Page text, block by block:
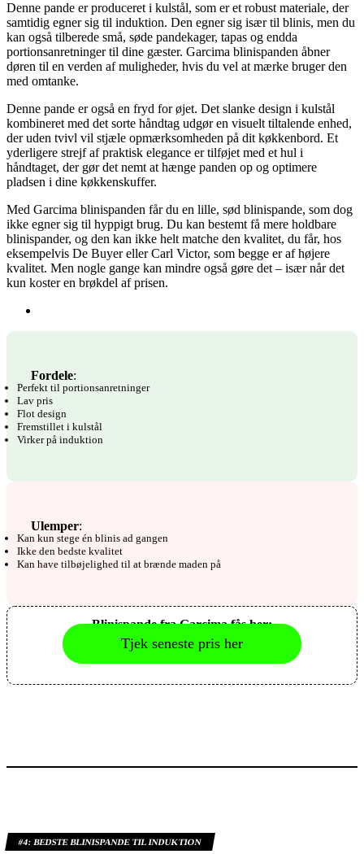
Denne pande er produceret i kulstål, som er et robust materiale, der
samtidig egner sig til induktion. Den egner sig især til blinis, men du
kan også tilberede små, søde pandekager, tapas og endda
portionsanretninger til dine gæster. Garcima blinispanden åbner
døren til en verden af muligheder, hvis du vel at mærke bruger den
med omtanke.
Denne pande er også en fryd for øjet. Det slanke design i kulstål
kombineret med det sorte håndtag udgør en visuelt tiltalende enhed,
der uden tvivl vil stjæle opmærksomheden på dit køkkenbord. Et
yderligere strejf af praktisk elegance er tilføjet med et hul i
håndtaget, der gør det nemt at hænge panden op og optimere
pladsen i dine køkkenskuffer.
Med Garcima blinispanden får du en lille, sød blinispande, som dog
ikke egner sig til hyppigt brug. Du kan bestemt få mere holdbare
blinispander, og den kan ikke helt matche den kvalitet, du får, hos
eksempelvis De Buyer eller Carl Victor, som begge er af højere
kvalitet. Men nogle gange kan mindre også gøre det – især når det
kun koster en brøkdel af prisen.
Fordele:
Perfekt til portionsanretninger
Lav pris
Flot design
Fremstillet i kulstål
Virker på induktion
Ulemper:
Kan kun stege én blinis ad gangen
Ikke den bedste kvalitet
Kan have tilbøjelighed til at brænde maden på
Blinispande fra Garcima fås her:
Tjek seneste pris her
#4:BEDSTE BLINISPANDE TIL INDUKTION